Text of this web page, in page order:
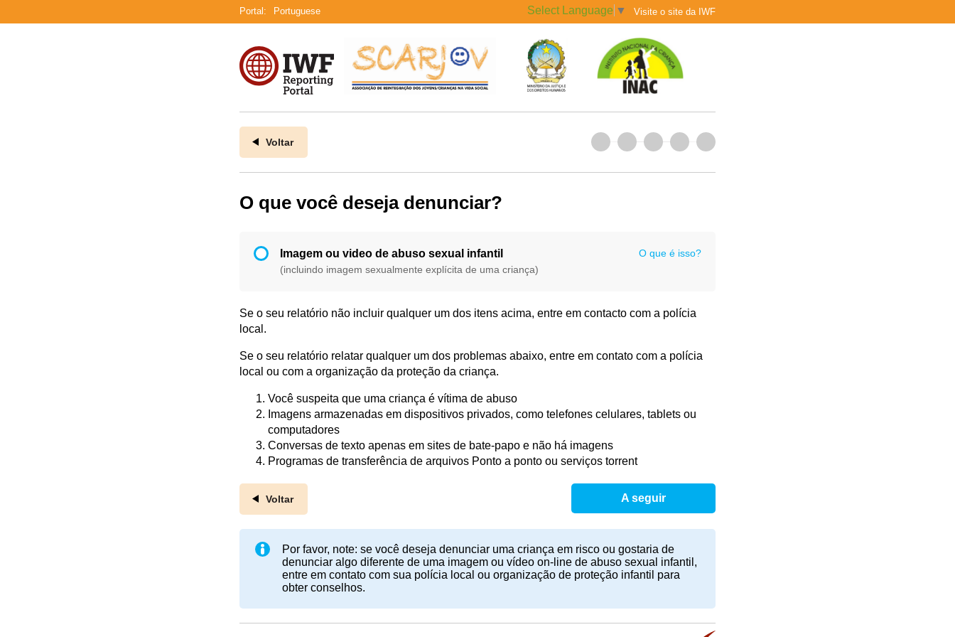
Portal: Portuguese Select Language ▼ Visite o site da IWF
Voltar
O que você deseja denunciar?
O que é isso?
Imagem ou video de abuso sexual infantil
(incluindo imagem sexualmente explícita de uma criança)
Se o seu relatório não incluir qualquer um dos itens acima, entre em contacto com a polícia
local.
Se o seu relatório relatar qualquer um dos problemas abaixo, entre em contato com a polícia
local ou com a organização da proteção da criança.
Você suspeita que uma criança é vítima de abuso
Imagens armazenadas em dispositivos privados, como telefones celulares, tablets ou
computadores
Conversas de texto apenas em sites de bate-papo e não há imagens
Programas de transferência de arquivos Ponto a ponto ou serviços torrent
Voltar A seguir
Por favor, note: se você deseja denunciar uma criança em risco ou gostaria de
denunciar algo diferente de uma imagem ou vídeo on-line de abuso sexual infantil,
entre em contato com sua polícia local ou organização de proteção infantil para
obter conselhos.